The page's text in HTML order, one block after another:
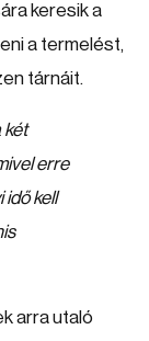
keresik a
a termelést,
tárnáit.
két
erre
idő kell
arra utaló